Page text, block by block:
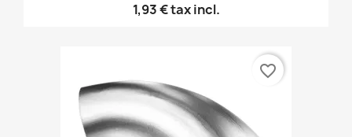
1,93 €tax incl.
favorite_border